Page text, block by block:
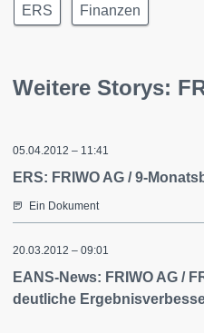
ERS Finanzen
Weitere Storys:
05.04.2012 – 11:41
ERS: FRIWO AG / 9-
Ein Dokument
20.03.2012 – 09:01
EANS-News: FRIWO AG /
deutliche